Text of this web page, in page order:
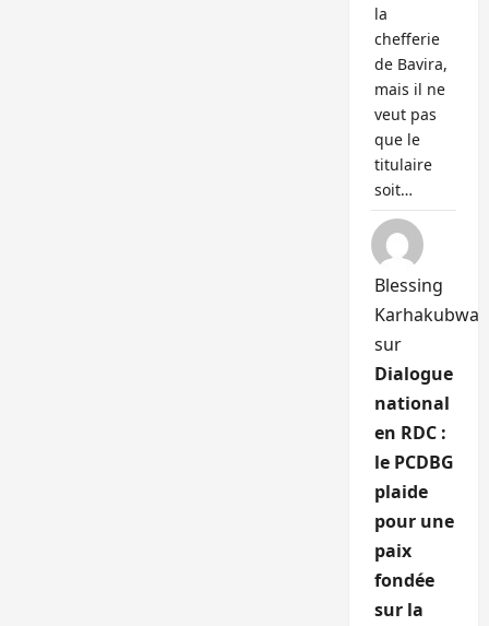
la
chefferie
de Bavira,
mais il ne
veut pas
que le
titulaire
soit…
Blessing
Karhakubwa
sur
Dialogue
national
en RDC :
le PCDBG
plaide
pour une
paix
fondée
sur la